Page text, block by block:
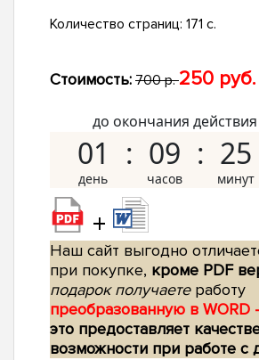
Количество страниц: 171 с.
Стоимость: 700 р.250 руб.
до окончания действия
01 09 25
+
Наш сайт выгодно
при покупке, кроме PDF
подарок получаетеработу
преобразованную в WORD
это предоставляет
возможности при работе с